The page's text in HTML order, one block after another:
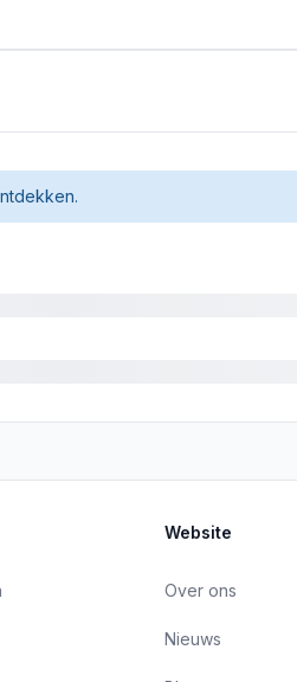
Website
Over ons
Nieuws